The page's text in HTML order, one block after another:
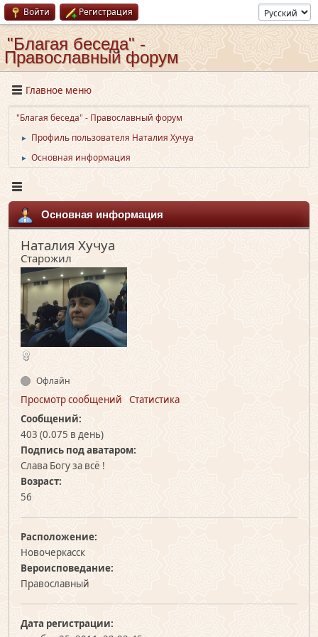
Войти Регистрация
"Благая беседа" -
Православный форум
Главное меню
"Благая беседа" - Православный форум
► Профиль пользователя Наталия Хучуа
► Основная информация
Основная информация
Наталия Хучуа
Старожил
Офлайн
Просмотр сообщений
Статистика
Сообщений:
403 (0.075 в день)
Подпись под аватаром:
Слава Богу за всё !
Возраст:
56
Расположение:
Новочеркасск
Вероисповедание:
Православный
Дата регистрации: